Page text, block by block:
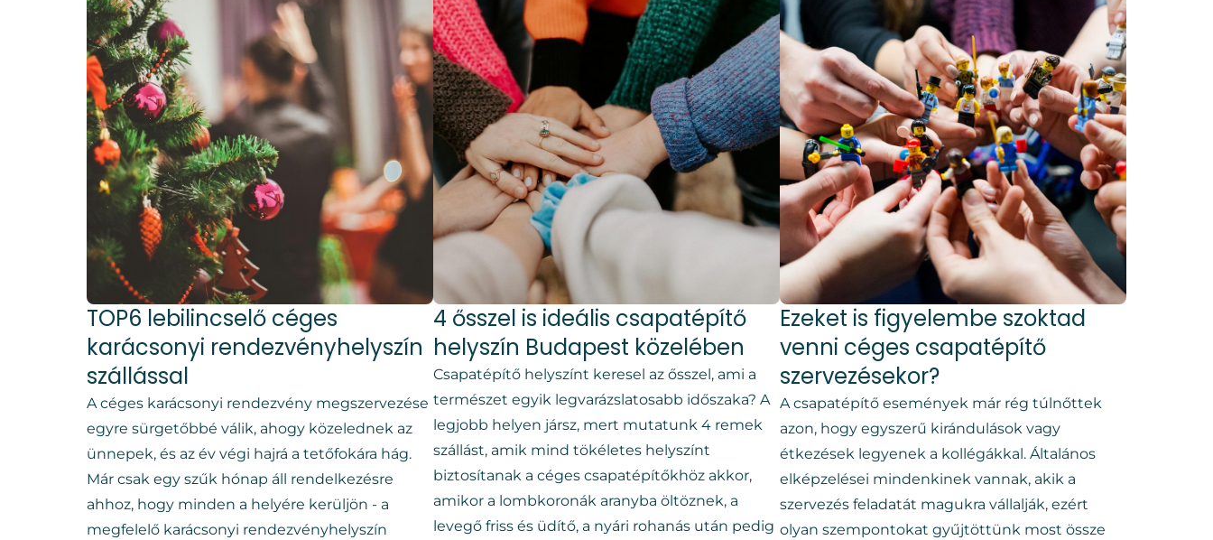
TOP6 lebilincselő céges
karácsonyi rendezvényhelyszín
szállással
A céges karácsonyi rendezvény megszervezése
egyre sürgetőbbé válik, ahogy közelednek az
ünnepek, és az év végi hajrá a tetőfokára hág.
Már csak egy szűk hónap áll rendelkezésre
ahhoz, hogy minden a helyére kerüljön - a
megfelelő karácsonyi rendezvényhelyszín
4 ősszel is ideális csapatépítő
helyszín Budapest közelében
Csapatépítő helyszínt keresel az ősszel, ami a
természet egyik legvarázslatosabb időszaka? A
legjobb helyen jársz, mert mutatunk 4 remek
szállást, amik mind tökéletes helyszínt
biztosítanak a céges csapatépítőkhöz akkor,
amikor a lombkoronák aranyba öltöznek, a
levegő friss és üdítő, a nyári rohanás után pedig
Ezeket is figyelembe szoktad
venni céges csapatépítő
szervezésekor?
A csapatépítő események már rég túlnőttek
azon, hogy egyszerű kirándulások vagy
étkezések legyenek a kollégákkal. Általános
elképzelései mindenkinek vannak, akik a
szervezés feladatát magukra vállalják, ezért
olyan szempontokat gyűjtöttünk most össze